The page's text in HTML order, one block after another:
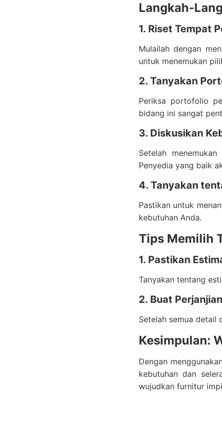
Langkah-
1. Riset Tempat
Mulailah dengan
untuk menemukan
2. Tanyakan
Periksa portofolio
bidang ini sangat
3. Diskusikan
Setelah
Penyedia yang baik
4. Tanyakan
Pastikan untuk
kebutuhan Anda.
Tips Memilih
1. Pastikan
Tanyakan tentang
2. Buat
Setelah semua detail
Kesimpulan:
Dengan
kebutuhan dan
wujudkan furnitur